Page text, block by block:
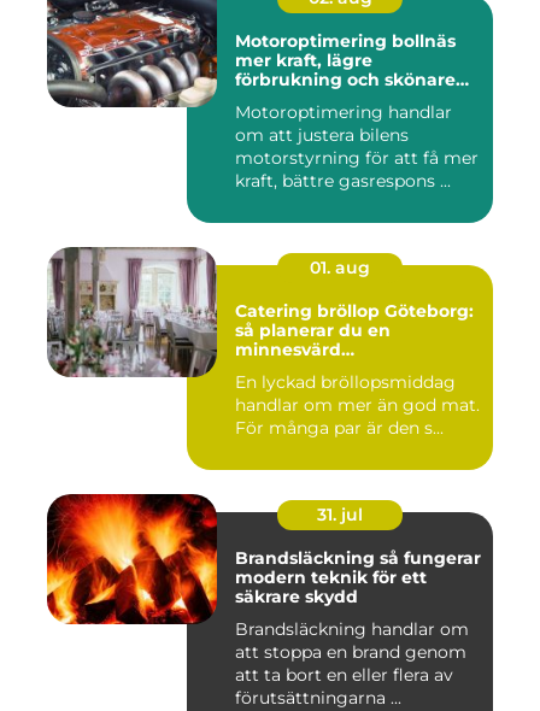
Motoroptimering bollnäs
mer kraft, lägre
förbrukning och skönare
Motoroptimering handlar
om att justera bilens
motorstyrning för att få mer
kraft, bättre gasrespons ...
01. aug
Catering bröllop Göteborg:
så planerar du en
minnesvärd
En lyckad bröllopsmiddag
handlar om mer än god mat.
För många par är den s...
31. jul
Brandsläckning så fungerar
modern teknik för ett
säkrare skydd
Brandsläckning handlar om
att stoppa en brand genom
att ta bort en eller flera av
förutsättningarna ...